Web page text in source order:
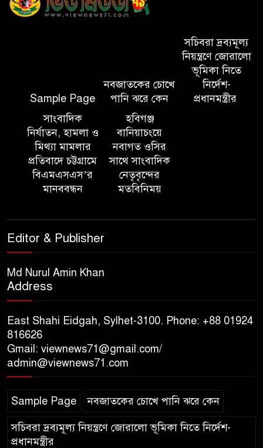
‘জাতীয় প্রবাসী দিবস’ উদযাপনের
লক্ষ্যে আন্তঃমন্ত্রণালয় সভা অনুষ্ঠিত
সিলেট ইসলামিক ফাউন্ডেশনে
জুলাই গণঅভ্যুত্থান দিবস ২০২৬
উপলক্ষ্যে আলোচনা সভা ও দু’আ
মাহফিল
পরিবেশ রক্ষায় ব্যক্তিগত উদ্যোগ
সমাজের জন্য অনুকরণীয় মডেল-
বিভাগীয় কমিশনার
সিলেট মেট্রোপলিটন পুলিশ
শহীদদের প্রতি গভীর শ্রদ্ধা নিবেদন করেন
মামলায় এক বছরের সাজা
‘সমন্বিত উদ্যোগেই গড়ে উঠবে
আধুনিক সিলেট’ – বাণিজ্যমন্ত্রী
ত্রিতরঙ্গের বাদল সাঁঝের বর্ণাঢ্য
আয়োজন ‘শ্রাবনের মেঘগুলো’
Sample Page
নবজাতকের চোখে
পানি ঝরে কেন
সচিবরা দ্রব্যমূল্য
নিয়ন্ত্রণে জোরালো
ভূমিকা নিতে
নির্দেশ-
প্রধানমন্ত্রীর
সাংবাদিক
নির্যাতন, হামলা ও
মিথ্যা মামলার
প্রতিবাদে চট্টগ্রামে
বিএমএসএস’র
মানববন্ধন
হবিগঞ্জ
বানিয়াচংয়ে
নবাগত ওসির
সাথে সাংবাদিক
নেতৃবৃন্দের
মতবিনিময়
Editor & Publisher
Md Nurul Amin Khan
Address
East Shahi Eidgah, Sylhet-3100. Phone: +88 01924
816626
Gmail: viewnews71@gmail.com/
admin@viewnews71.com
Sample Page নবজাতকের চোখে পানি ঝরে কেন
সচিবরা দ্রব্যমূল্য নিয়ন্ত্রণে জোরালো ভূমিকা নিতে নির্দেশ-
প্রধানমন্ত্রীর